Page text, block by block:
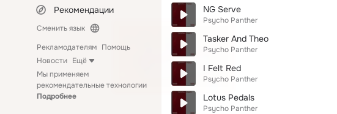
Рекомендации
Сменить язык
Рекламодателям Помощь
Новости Ещё
Мы применяем
рекомендательные технологии
Подробнее
NG Serve
Psycho Panther
Tasker And Theo
Psycho Panther
I Felt Red
Psycho Panther
Lotus Pedals
Psycho Panther